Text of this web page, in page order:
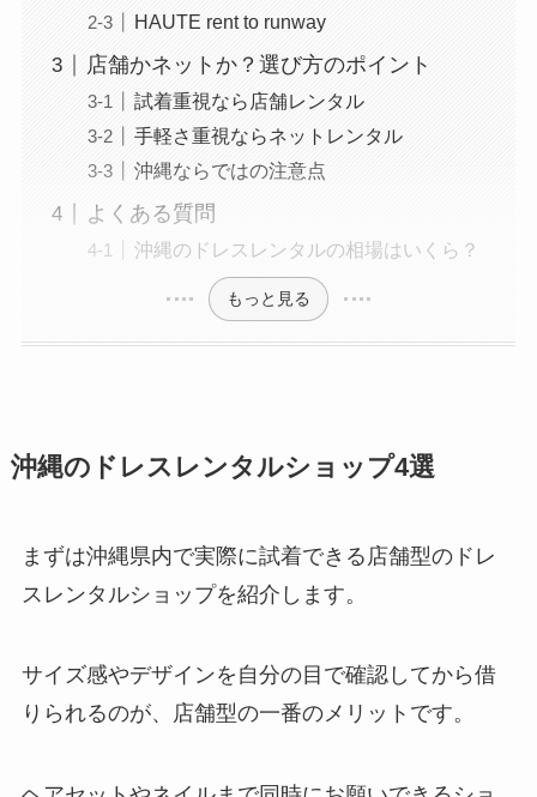
HAUTE rent to runway
店舗かネットか？選び方のポイント
試着重視なら店舗レンタル
手軽さ重視ならネットレンタル
沖縄ならではの注意点
よくある質問
沖縄のドレスレンタルの相場はいくら？
もっと見る
沖縄のドレスレンタルショップ4選
まずは沖縄県内で実際に試着できる店舗型のドレ
スレンタルショップを紹介します。
サイズ感やデザインを自分の目で確認してから借
りられるのが、店舗型の一番のメリットです。